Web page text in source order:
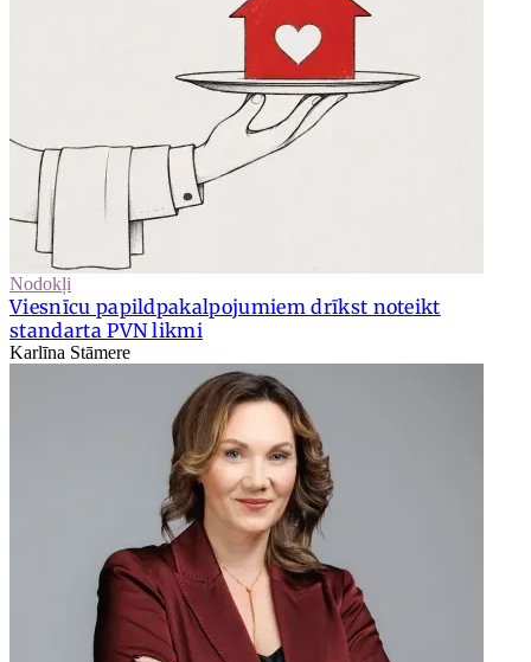
Nodokļi
Viesnīcu papildpakalpojumiem drīkst noteikt
standarta PVN likmi
Karlīna Stāmere